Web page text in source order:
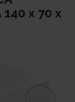
140 x 70 x